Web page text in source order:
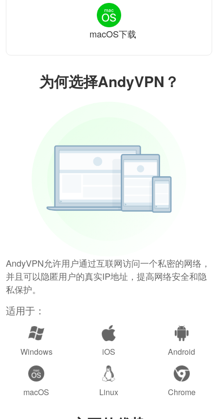
为何选择AndyVPN？
AndyVPN允许用户通过互联网访问一个私密的网络，
并且可以隐匿用户的真实IP地址，提高网络安全和隐
私保护。
适用于：
Windows iOS Android
macOS Linux Chrome
macOS下载